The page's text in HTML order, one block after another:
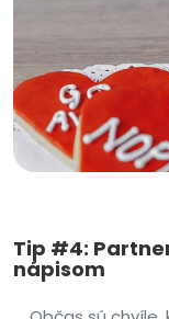
Tip #4:
nápisom